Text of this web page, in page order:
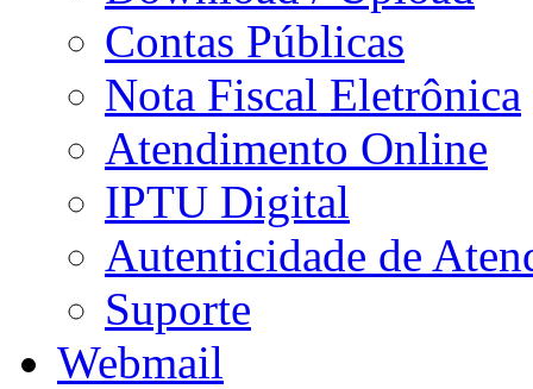
Contas Públicas
Nota Fiscal Eletrônica
Atendimento Online
IPTU Digital
Autenticidade de
Suporte
Webmail